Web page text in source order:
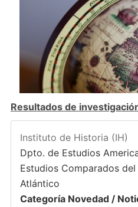
Resultados de
Instituto de Historia (IH)
Dpto. de Estudios
Estudios Comparados
Atlántico
Categoría Novedad /